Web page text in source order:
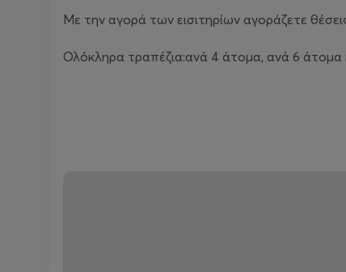
Με την αγορά των εισιτηρίων αγοράζετε
Ολόκληρα τραπέζια:ανά 4 άτομα, ανά 6 άτομα